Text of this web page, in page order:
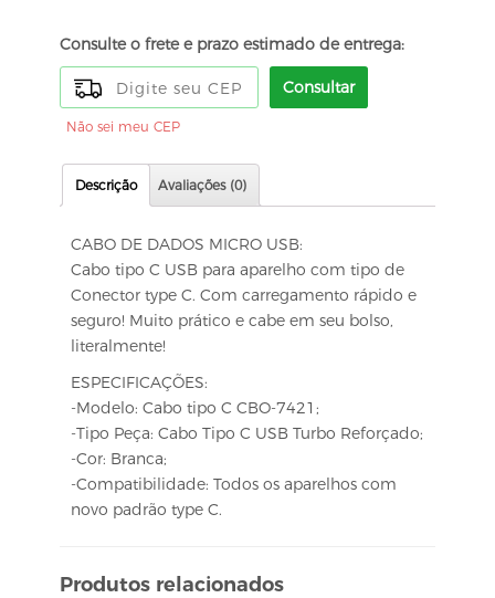
Consulte o frete e prazo estimado de entrega:
Consultar
Não sei meu CEP
Descrição Avaliações (0)
CABO DE DADOS MICRO USB:
Cabo tipo C USB para aparelho com tipo de
Conector type C. Com carregamento rápido e
seguro! Muito prático e cabe em seu bolso,
literalmente!
ESPECIFICAÇÕES:
-Modelo: Cabo tipo C CBO-7421;
-Tipo Peça: Cabo Tipo C USB Turbo Reforçado;
-Cor: Branca;
-Compatibilidade: Todos os aparelhos com
novo padrão type C.
Produtos relacionados